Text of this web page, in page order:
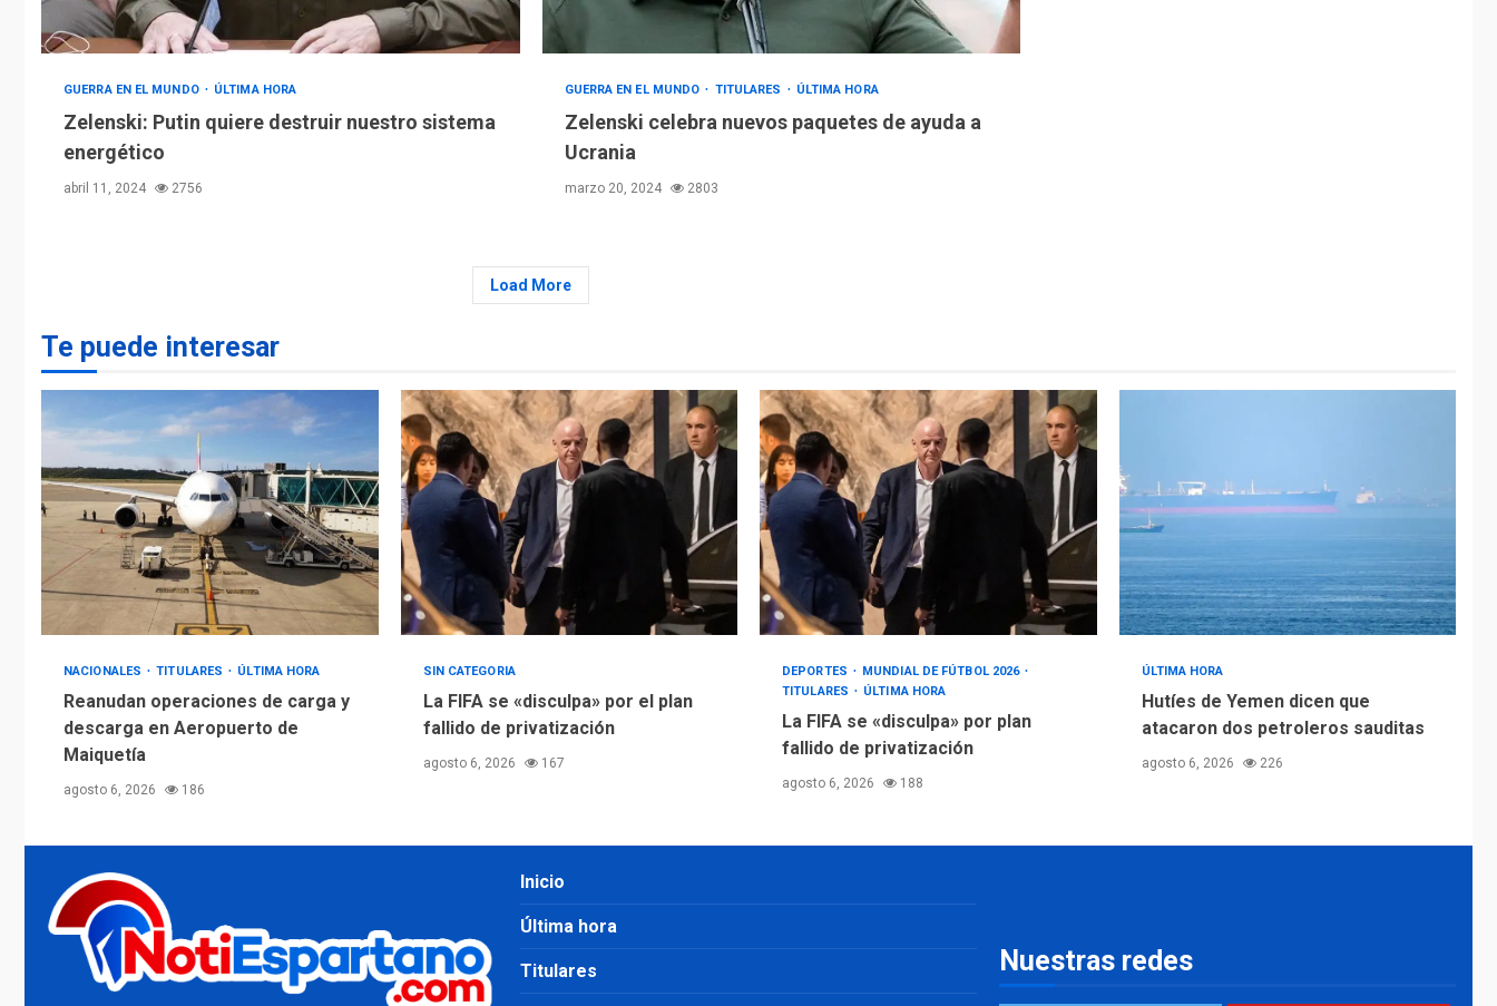
GUERRA EN EL MUNDO ÚLTIMA HORA
Zelenski: Putin quiere destruir nuestro sistema
energético
abril 11, 2024 2756
GUERRA EN EL MUNDO TITULARES ÚLTIMA HORA
Zelenski celebra nuevos paquetes de ayuda a
Ucrania
marzo 20, 2024 2803
Load More
Te puede interesar
NACIONALES TITULARES ÚLTIMA HORA
Reanudan operaciones de carga y
descarga en Aeropuerto de
Maiquetía
agosto 6, 2026 186
SIN CATEGORIA
La FIFA se «disculpa» por el plan
fallido de privatización
agosto 6, 2026 167
DEPORTES
MUNDIAL DE FÚTBOL 2026
TITULARES
ÚLTIMA HORA
La FIFA se «disculpa» por plan
fallido de privatización
agosto 6, 2026 188
ÚLTIMA HORA
Hutíes de Yemen dicen que
atacaron dos petroleros sauditas
agosto 6, 2026 226
Inicio
Última hora
Titulares Nuestras redes